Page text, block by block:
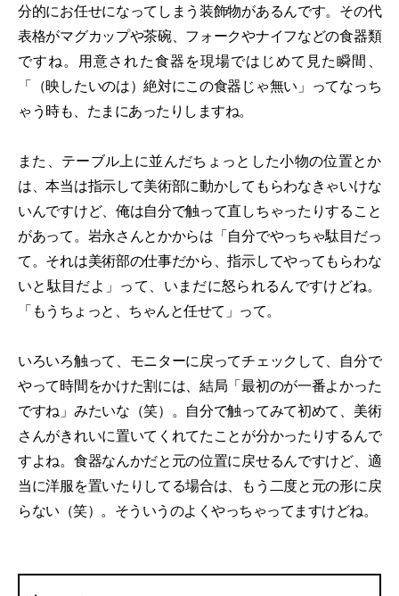
分的にお任せになってしまう装飾物があるんです。その代
表格がマグカップや茶碗、フォークやナイフなどの食器類
ですね。用意された食器を現場ではじめて見た瞬間、
「（映したいのは）絶対にこの食器じゃ無い」ってなっち
ゃう時も、たまにあったりしますね。
また、テーブル上に並んだちょっとした小物の位置とか
は、本当は指示して美術部に動かしてもらわなきゃいけな
いんですけど、俺は自分で触って直しちゃったりすること
があって。岩永さんとかからは「自分でやっちゃ駄目だっ
て。それは美術部の仕事だから、指示してやってもらわな
いと駄目だよ」って、いまだに怒られるんですけどね。
「もうちょっと、ちゃんと任せて」って。
いろいろ触って、モニターに戻ってチェックして、自分で
やって時間をかけた割には、結局「最初のが一番よかった
ですね」みたいな（笑）。自分で触ってみて初めて、美術
さんがきれいに置いてくれてたことが分かったりするんで
すよね。食器なんかだと元の位置に戻せるんですけど、適
当に洋服を置いたりしてる場合は、もう二度と元の形に戻
らない（笑）。そういうのよくやっちゃってますけどね。